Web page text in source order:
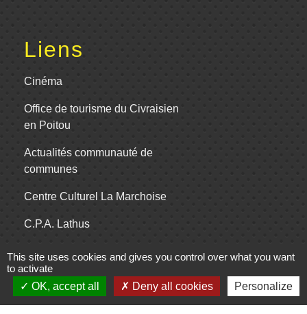
Liens
Cinéma
Office de tourisme du Civraisien
en Poitou
Actualités communauté de
communes
Centre Culturel La Marchoise
C.P.A. Lathus
Jumelages
This site uses cookies and gives you control over what you want
to activate
OK, accept all
Deny all cookies Personalize